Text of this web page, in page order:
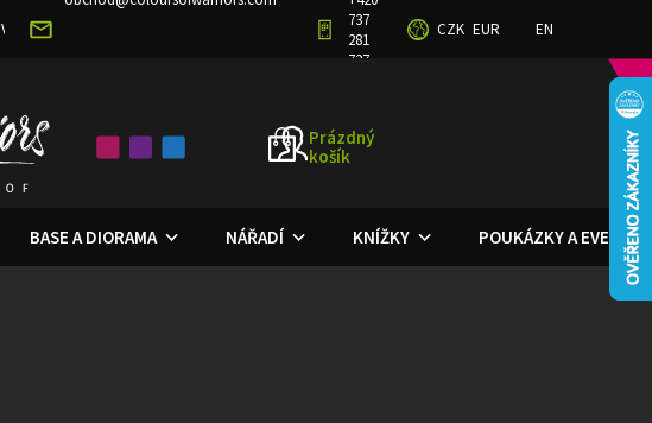
737
281
727
VĚRNOSTNÍ PROGRAM OBCHODNÍ PODMÍNKY PODMÍNKY OCHRANY OSOBNÍCH ÚDAJŮ
CZK EUR EN
NÁKUPNÍ
Prázdný
košík
BASE A DIORAMA NÁŘADÍ KNÍŽKY POUKÁZKY A EVENTY